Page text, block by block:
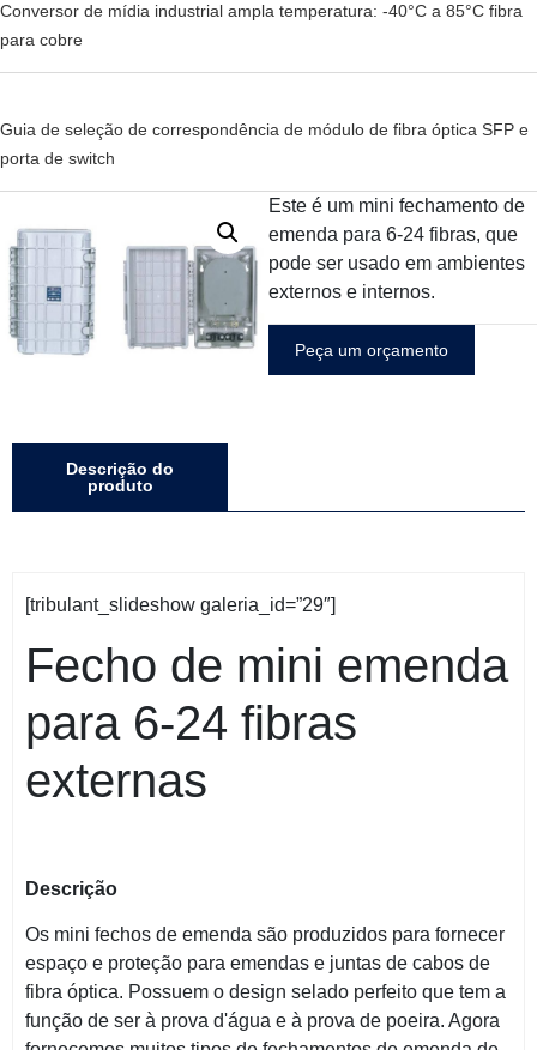
Conversor de mídia industrial ampla temperatura: -40°C a 85°C fibra
para cobre
Guia de seleção de correspondência de módulo de fibra óptica SFP e
porta de switch
Este é um mini fechamento de
emenda para 6-24 fibras, que
pode ser usado em ambientes
externos e internos.
Peça um orçamento
Descrição do
produto
[tribulant_slideshow galeria_id=”29″]
Fecho de mini emenda
para 6-24 fibras
externas
Descrição
Os mini fechos de emenda são produzidos para fornecer
espaço e proteção para emendas e juntas de cabos de
fibra óptica. Possuem o design selado perfeito que tem a
função de ser à prova d'água e à prova de poeira. Agora